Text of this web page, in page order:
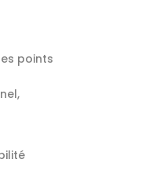
points